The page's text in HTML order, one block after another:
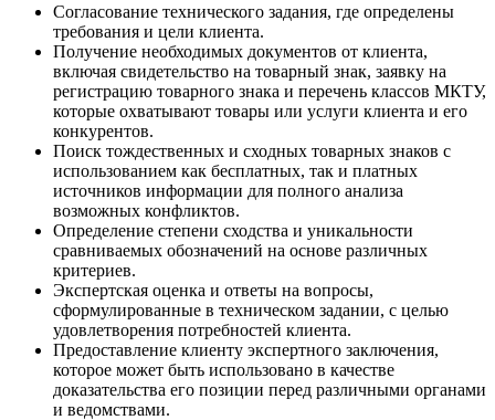
Согласование технического задания, где определены
требования и цели клиента.
Получение необходимых документов от клиента,
включая свидетельство на товарный знак, заявку на
регистрацию товарного знака и перечень классов МКТУ,
которые охватывают товары или услуги клиента и его
конкурентов.
Поиск тождественных и сходных товарных знаков с
использованием как бесплатных, так и платных
источников информации для полного анализа
возможных конфликтов.
Определение степени сходства и уникальности
сравниваемых обозначений на основе различных
критериев.
Экспертская оценка и ответы на вопросы,
сформулированные в техническом задании, с целью
удовлетворения потребностей клиента.
Предоставление клиенту экспертного заключения,
которое может быть использовано в качестве
доказательства его позиции перед различными органами
и ведомствами.